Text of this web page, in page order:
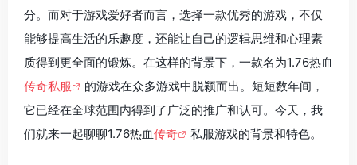
分。而对于游戏爱好者而言，选择一款优秀的游戏，不仅
能够提高生活的乐趣度，还能让自己的逻辑思维和心理素
质得到更全面的锻炼。在这样的背景下，一款名为1.76热血
传奇私服
的游戏在众多游戏中脱颖而出。短短数年间，
它已经在全球范围内得到了广泛的推广和认可。今天，我
们就来一起聊聊1.76热血传奇 私服游戏的背景和特色。